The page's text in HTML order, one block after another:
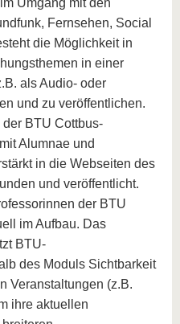
Umgang mit den
Fernsehen, Social
die Möglichkeit in
in einer
als Audio- oder
und zu veröffentlichen.
BTU Cottbus-
Alumnae und
in die Webseiten des
und veröffentlicht.
der BTU
im Aufbau. Das
BTU-
des Moduls Sichtbarkeit
Veranstaltungen (z.B.
ihre aktuellen